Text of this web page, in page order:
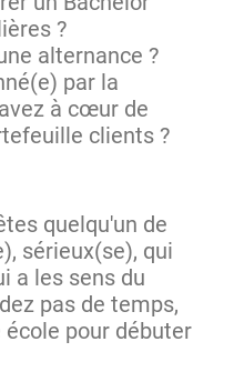
?
alternance ?
par la
à cœur de
clients ?
quelqu'un de
sérieux(se), qui
a les sens du
pas de temps,
pour débuter